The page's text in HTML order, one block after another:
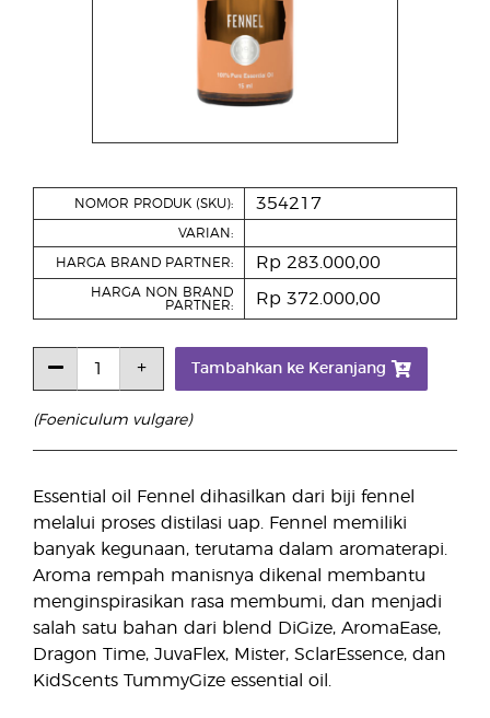
(Foeniculum vulgare)
Essential oil Fennel dihasilkan dari biji fennel
melalui proses distilasi uap. Fennel memiliki
banyak kegunaan, terutama dalam aromaterapi.
Aroma rempah manisnya dikenal membantu
menginspirasikan rasa membumi, dan menjadi
salah satu bahan dari blend DiGize, AromaEase,
Dragon Time, JuvaFlex, Mister, SclarEssence, dan
KidScents TummyGize essential oil.
NOMOR PRODUK (SKU): 354217
VARIAN:
HARGA BRAND PARTNER: Rp 283.000,00
HARGA NON BRAND
PARTNER:
Rp 372.000,00
Tambahkan ke Keranjang